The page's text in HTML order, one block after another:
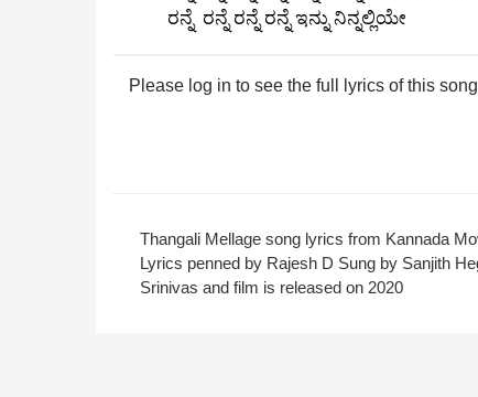
ರನ್ನೆ ರನ್ನೆ ರನ್ನೆ ರನ್ನೆ ಇನ್ನು ನಿನ್ನಲ್ಲಿಯೇ
Please log in to see the full lyrics of this
Thangali Mellage song lyrics from Kannada
Lyrics penned by Rajesh D Sung by Sanjith
Srinivas and film is released on 2020